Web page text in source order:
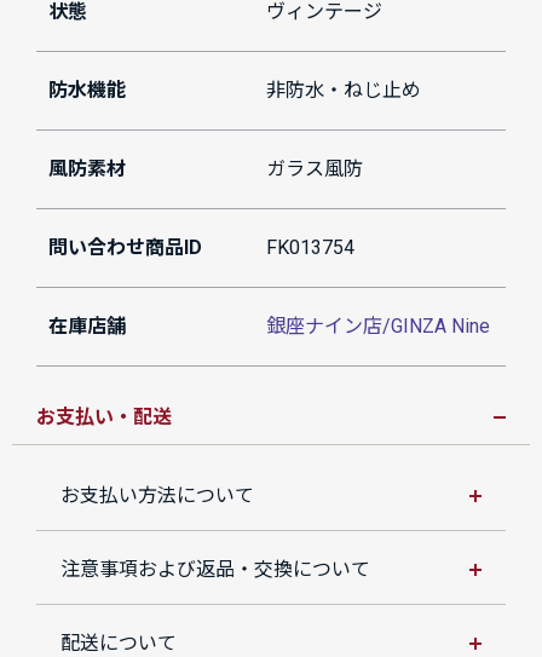
状態 ヴィンテージ
防水機能 非防水・ねじ止め
風防素材 ガラス風防
問い合わせ商品ID FK013754
在庫店舗 銀座ナイン店/GINZA Nine
お支払い・配送
お支払い方法について
注意事項および返品・交換について
配送について